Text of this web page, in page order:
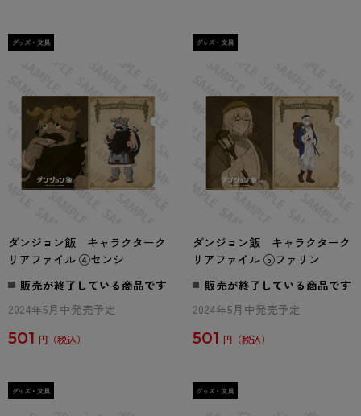
ダンジョン飯 キャラクターク
リアファイル ④センシ
販売が終了している商品です
2024年5月中発売予定
501 円
ダンジョン飯 キャラクターク
リアファイル ⑤ファリン
販売が終了している商品です
2024年5月中発売予定
501 円